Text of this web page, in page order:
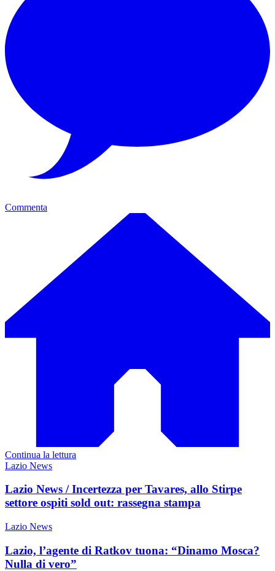
Commenta
Continua la lettura
Lazio News
Lazio News / Incertezza per Tavares, allo Stirpe
settore ospiti sold out: rassegna stampa
Lazio News
Lazio, l’agente di Ratkov tuona: “Dinamo Mosca?
Nulla di vero”